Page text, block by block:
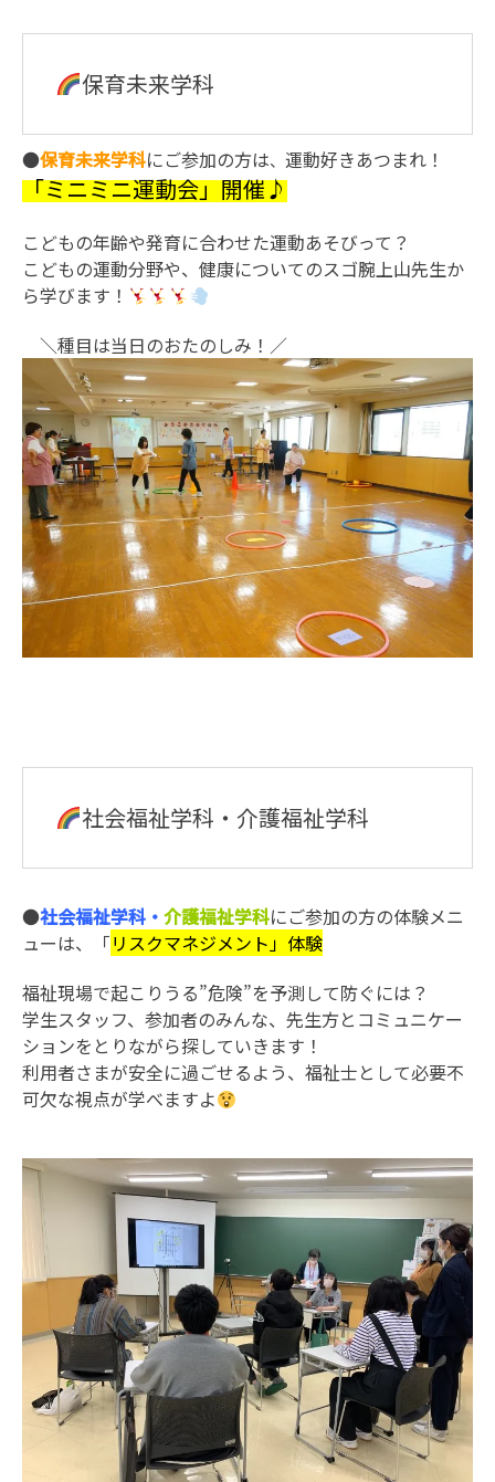
保育未来学科
●保育未来学科にご参加の方は、 運動好きあつまれ！
「ミニミニ運動会」開催♪
こどもの年齢や発育に合わせた運動あそびって？
こどもの運動分野や、健康についてのスゴ腕上山先生か
ら学びます！
＼種目は当日のおたのしみ！／
社会福祉学科・介護福祉学科
●社会福祉学科・ 介護福祉学科にご参加の方の体験メニ
ューは、「リスクマネジメント」体験
福祉現場で起こりうる”危険”を予測して防ぐには？
学生スタッフ、参加者のみんな、先生方とコミュニケー
ションをとりながら探していきます！
利用者さまが安全に過ごせるよう、福祉士として必要不
可欠な視点が学べますよ